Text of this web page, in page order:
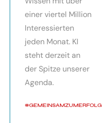
einer viertel Million
Interessierten
jeden Monat. KI
steht derzeit an
der Spitze unserer
Agenda.
#GEMEINSAMZUMERFOLG